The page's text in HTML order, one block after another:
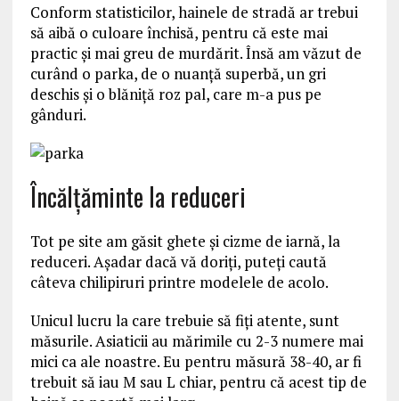
Conform statisticilor, hainele de stradă ar trebui
să aibă o culoare închisă, pentru că este mai
practic şi mai greu de murdărit. Însă am văzut de
curând o parka, de o nuanţă superbă, un gri
deschis şi o blăniţă roz pal, care m-a pus pe
gânduri.
Încălțăminte la reduceri
Tot pe site am găsit ghete şi cizme de iarnă, la
reduceri. Aşadar dacă vă doriţi, puteţi caută
câteva chilipiruri printre modelele de acolo.
Unicul lucru la care trebuie să fiţi atente, sunt
măsurile. Asiaticii au mărimile cu 2-3 numere mai
mici ca ale noastre. Eu pentru măsură 38-40, ar fi
trebuit să iau M sau L chiar, pentru că acest tip de